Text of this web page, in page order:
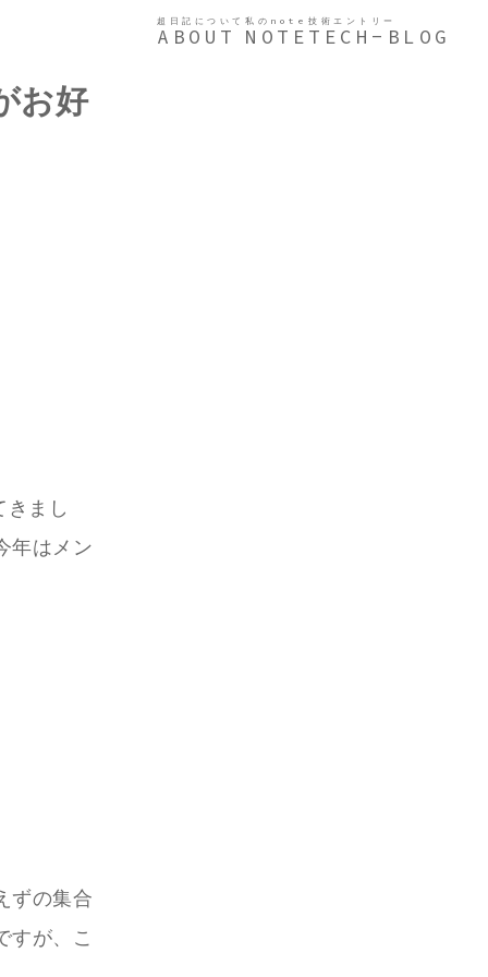
超日記について
ABOUT
私のnote
NOTE
技術エントリー
TECH-BLOG
お好
きまし
年はメン
ずの集合
すが、こ